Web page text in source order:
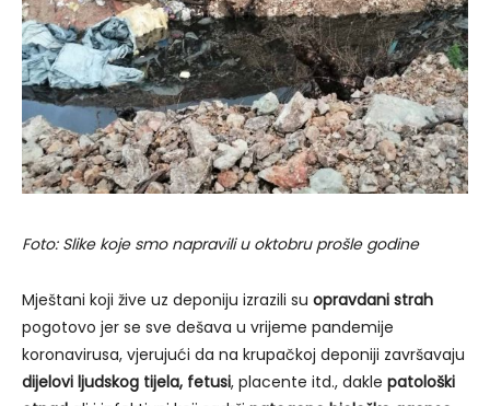
Foto: Slike koje smo napravili u oktobru prošle godine
Mještani koji žive uz deponiju izrazili su opravdani strah
pogotovo jer se sve dešava u vrijeme pandemije
koronavirusa, vjerujući da na krupačkoj deponiji završavaju
dijelovi ljudskog tijela, fetusi, placente itd., dakle patološki